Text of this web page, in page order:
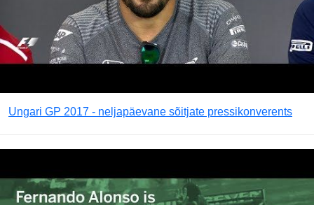
Ungari GP 2017 - neljapäevane sõitjate pressikonverents